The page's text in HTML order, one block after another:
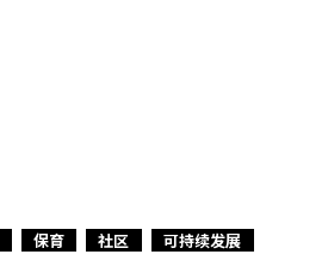
保育 社区 可持续发展